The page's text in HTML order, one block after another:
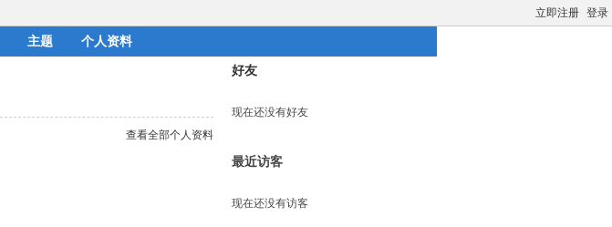
立即注册 登录
主题 个人资料
查看全部个人资料
好友
现在还没有好友
最近访客
现在还没有访客